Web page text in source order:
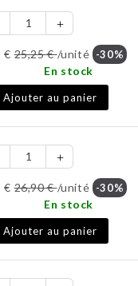
€25,25 €/unité -30%
En stock
Ajouter au panier
€26,90 €/unité -30%
En stock
Ajouter au panier